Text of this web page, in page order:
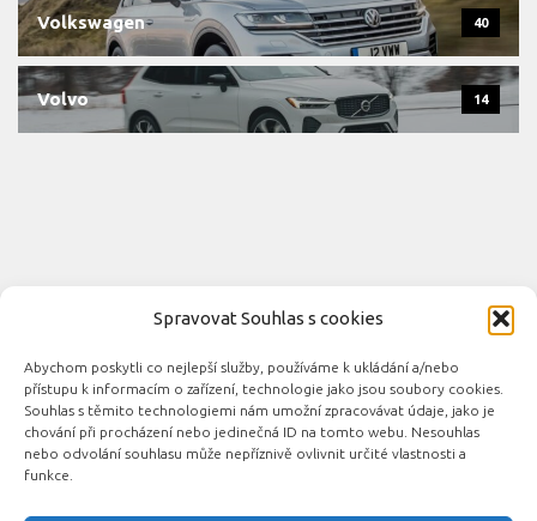
Spravovat Souhlas s cookies
Abychom poskytli co nejlepší služby, používáme k ukládání a/nebo
přístupu k informacím o zařízení, technologie jako jsou soubory cookies.
Souhlas s těmito technologiemi nám umožní zpracovávat údaje, jako je
chování při procházení nebo jedinečná ID na tomto webu. Nesouhlas
nebo odvolání souhlasu může nepříznivě ovlivnit určité vlastnosti a
funkce.
Volkswagen 40
Volvo 14
Novinky automobilového průmyslu © 2026. Všechna práva
vyhrazena.
Podporováno - Designed with the